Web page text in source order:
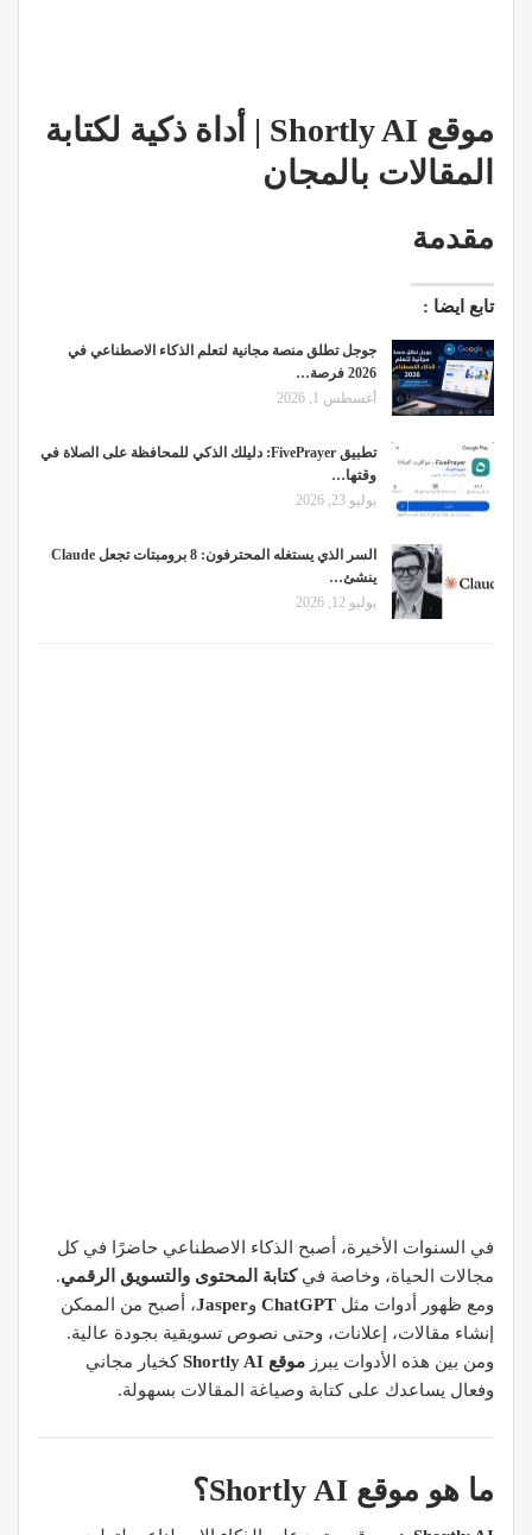
موقع Shortly AI | أداة ذكية لكتابة
المقالات بالمجان
مقدمة
تابع ايضا :
جوجل تطلق منصة مجانية لتعلم الذكاء الاصطناعي في
2026 فرصة…
أغسطس 1, 2026
تطبيق FivePrayer: دليلك الذكي للمحافظة على الصلاة في
وقتها…
يوليو 23, 2026
السر الذي يستغله المحترفون: 8 برومبتات تجعل Claude
ينشئ…
يوليو 12, 2026
في السنوات الأخيرة، أصبح الذكاء الاصطناعي حاضرًا في كل
مجالات الحياة، وخاصة فيكتابة المحتوى والتسويق الرقمي.
ومع ظهور أدوات مثل ChatGPT وJasper، أصبح من الممكن
إنشاء مقالات، إعلانات، وحتى نصوص تسويقية بجودة عالية.
ومن بين هذه الأدوات يبرز موقع Shortly AI
كخيار مجاني
وفعال يساعدك على كتابة وصياغة المقالات بسهولة.
ما هو موقع Shortly AI؟